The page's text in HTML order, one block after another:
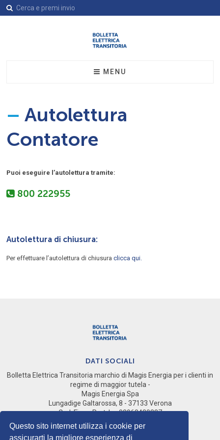
Questo sito internet utilizza i cookie per
assicurarti la migliore esperienza di
MENU
Assistenza
Assistenza
Modulistica
Contatti
– Autolettura
Contatore
Puoi eseguire l’autolettura tramite:
800 222955
Autolettura di chiusura:
Per effettuare l’autolettura di chiusura clicca qui.
DATI SOCIALI
Bolletta Elettrica Transitoria marchio di Magis Energia per i clienti in
regime di maggior tutela -
Magis Energia Spa
Lungadige Galtarossa, 8 - 37133 Verona
Cod. Fisc e Part. Iva 02968430237
Società del gruppo Magis Spa